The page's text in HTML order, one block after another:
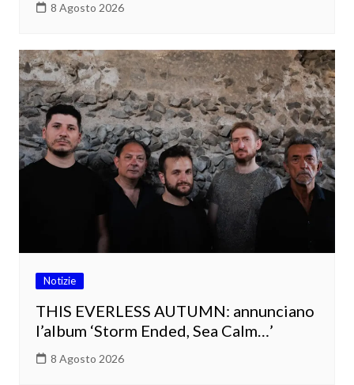
8 Agosto 2026
Notizie
THIS EVERLESS AUTUMN: annunciano
l’album ‘Storm Ended, Sea Calm…’
8 Agosto 2026